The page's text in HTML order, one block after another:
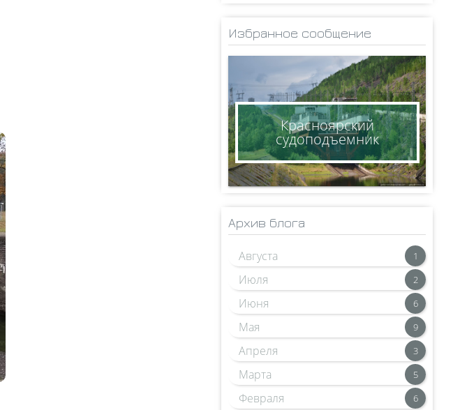
КСЕНОФОНТОВ
ksen_nm@mail.ru
Избранное сообщение
Красноярский
судоподъемник
Архив блога
Августа 1
Июля 2
Июня 6
Мая 9
Апреля 3
Марта 5
Февраля 6